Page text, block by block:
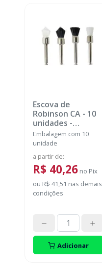
Escova de
Robinson CA - 10
unidades -
MICRODONT
Embalagem com 10
unidade
a partir de:
R$ 40,26 no Pix
ou R$ 41,51 nas demais
condições
Adicionar